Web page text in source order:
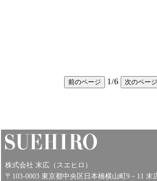
前のページ 1/6 次のページ
株式会社 末広（スエヒロ）
〒103-0003 東京都中央区日本橋横山町9－11 末